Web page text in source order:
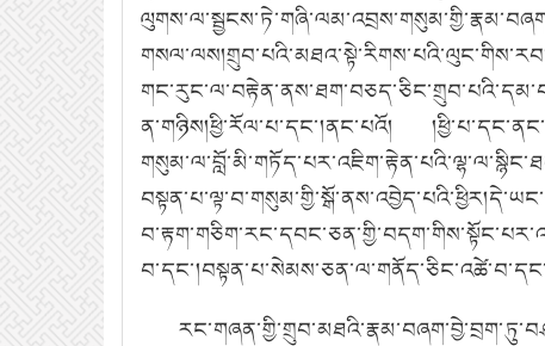
ན་གཉིས།ཕྱི་རོལ་པ་དང་།ནང་པའོ།